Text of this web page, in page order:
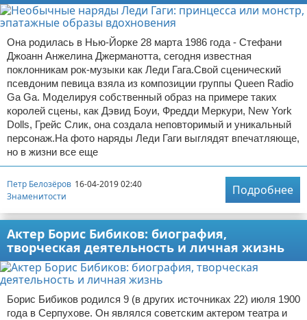
Она родилась в Нью-Йорке 28 марта 1986 года - Стефани
Джоанн Анжелина Джерманотта, сегодня известная
поклонникам рок-музыки как Леди Гага.Свой сценический
псевдоним певица взяла из композиции группы Queen Radio
Ga Ga. Моделируя собственный образ на примере таких
королей сцены, как Дэвид Боуи, Фредди Меркури, New York
Dolls, Грейс Слик, она создала неповторимый и уникальный
персонаж.На фото наряды Леди Гаги выглядят впечатляюще,
но в жизни все еще
Петр Белозёров 16-04-2019 02:40
Знаменитости
Подробнее
Актер Борис Бибиков: биография,
творческая деятельность и личная жизнь
Борис Бибиков родился 9 (в других источниках 22) июля 1900
года в Серпухове. Он являлся советским актером театра и